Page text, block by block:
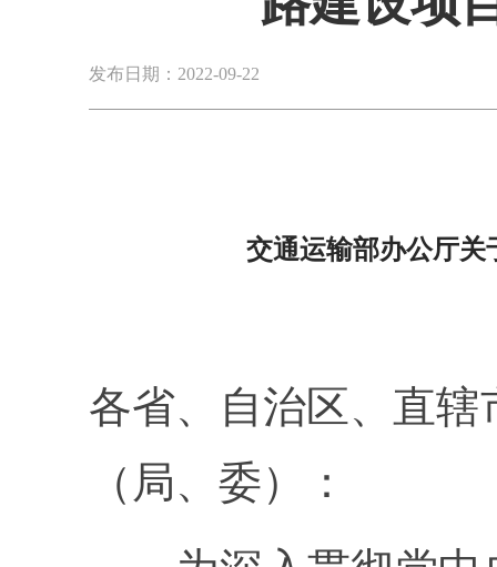
发布日期：2022-09-22
交通运输部办公厅关
各省、自治区、直
（局、委）：